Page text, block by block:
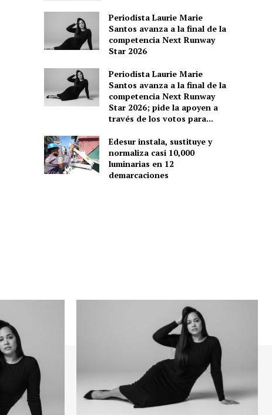
Periodista Laurie Marie
Santos avanza a la final de la
competencia Next Runway
Star 2026
Periodista Laurie Marie
Santos avanza a la final de la
competencia Next Runway
Star 2026; pide la apoyen a
través de los votos para...
Edesur instala, sustituye y
normaliza casi 10,000
luminarias en 12
demarcaciones